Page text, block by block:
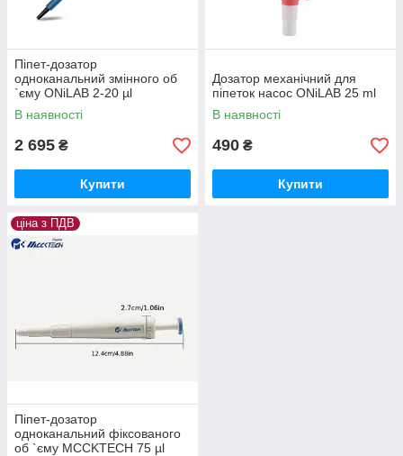
Піпет-дозатор
одноканальний змінного об
`єму ONiLAB 2-20 µl
В наявності
2 695 ₴
Купити
Дозатор механічний для
піпеток насос ONiLAB 25 ml
В наявності
490 ₴
Купити
ціна з ПДВ
Піпет-дозатор
одноканальний фіксованого
об `єму MCCKTECH 75 µl